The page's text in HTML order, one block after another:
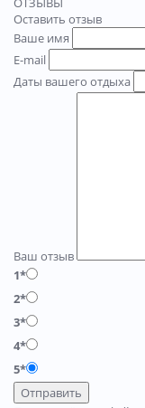
Оставить отзыв
Ваше имя
E-mail
Даты вашего отдыха
Ваш отзыв
1*
2*
3*
4*
5*
Отправить